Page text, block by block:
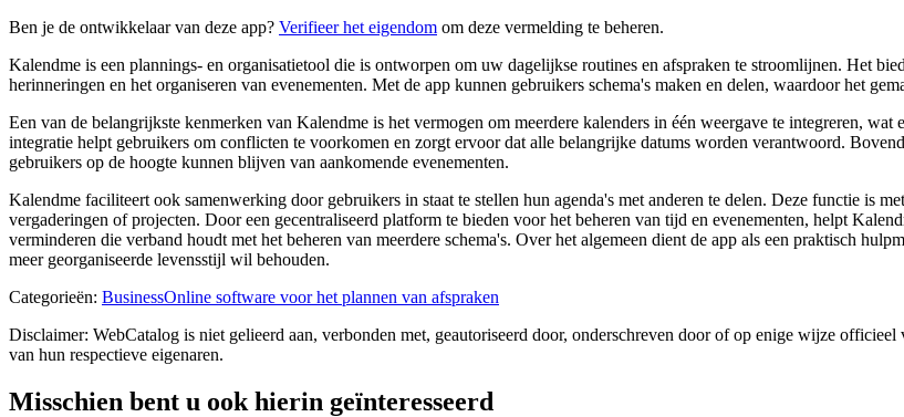
Ben je de ontwikkelaar van deze app? Verifieer het eigendom om deze vermelding te beheren.
Kalendme is een plannings- en organisatietool die is ontworpen om uw dagelijkse routines en afspraken te stroomlijnen. Het
herinneringen en het organiseren van evenementen. Met de app kunnen gebruikers schema's maken en delen, waardoor het
Een van de belangrijkste kenmerken van Kalendme is het vermogen om meerdere kalenders in één weergave te integreren,
integratie helpt gebruikers om conflicten te voorkomen en zorgt ervoor dat alle belangrijke datums worden verantwoord.
gebruikers op de hoogte kunnen blijven van aankomende evenementen.
Kalendme faciliteert ook samenwerking door gebruikers in staat te stellen hun agenda's met anderen te delen. Deze functie is
vergaderingen of projecten. Door een gecentraliseerd platform te bieden voor het beheren van tijd en evenementen, helpt
verminderen die verband houdt met het beheren van meerdere schema's. Over het algemeen dient de app als een praktisch
meer georganiseerde levensstijl wil behouden.
Categorieën: BusinessOnline software voor het plannen van afspraken
Disclaimer: WebCatalog is niet gelieerd aan, verbonden met, geautoriseerd door, onderschreven door of op enige wijze
van hun respectieve eigenaren.
Misschien bent u ook hierin geïnteresseerd